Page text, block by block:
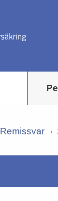
Remissvar